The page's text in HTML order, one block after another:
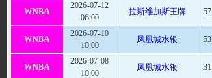
WNBA
2026-07-12
06:00
拉斯维加斯王牌 57
WNBA
2026-07-10
10:00
凤凰城水银 53
WNBA
2026-07-08
10:00
凤凰城水银